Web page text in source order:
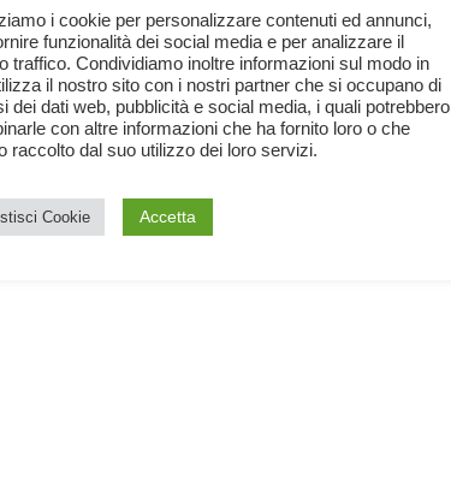
i cookie per personalizzare contenuti ed annunci,
funzionalità dei social media e per analizzare il
traffico. Condividiamo inoltre informazioni sul modo in
il nostro sito con i nostri partner che si occupano di
dei dati web, pubblicità e social media, i quali potrebbero
con altre informazioni che ha fornito loro o che
raccolto dal suo utilizzo dei loro servizi.
Cookie Accetta